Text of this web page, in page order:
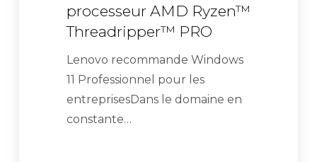
processeur AMD Ryzen™
Threadripper™ PRO
Lenovo recommande Windows
11 Professionnel pour les
entreprisesDans le domaine en
constante…